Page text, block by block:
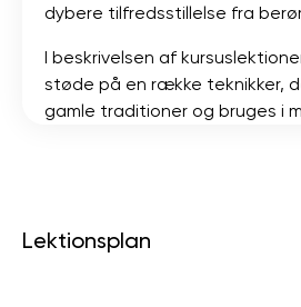
dybere tilfredsstillelse fra
I beskrivelsen af
støde på en række teknikker,
gamle traditioner og bruges i
Lektionsplan